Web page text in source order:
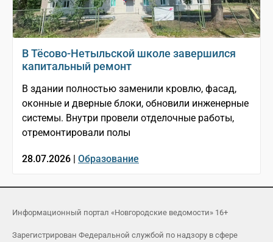
В Тёсово-Нетыльской школе завершился
капитальный ремонт
В здании полностью заменили кровлю, фасад,
оконные и дверные блоки, обновили инженерные
системы. Внутри провели отделочные работы,
отремонтировали полы
28.07.2026 | Образование
Информационный портал «Новгородские ведомости» 16+
Зарегистрирован Федеральной службой по надзору в сфере